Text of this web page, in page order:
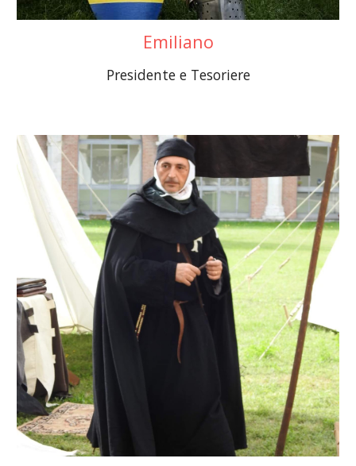
Emiliano
Presidente e Tesoriere